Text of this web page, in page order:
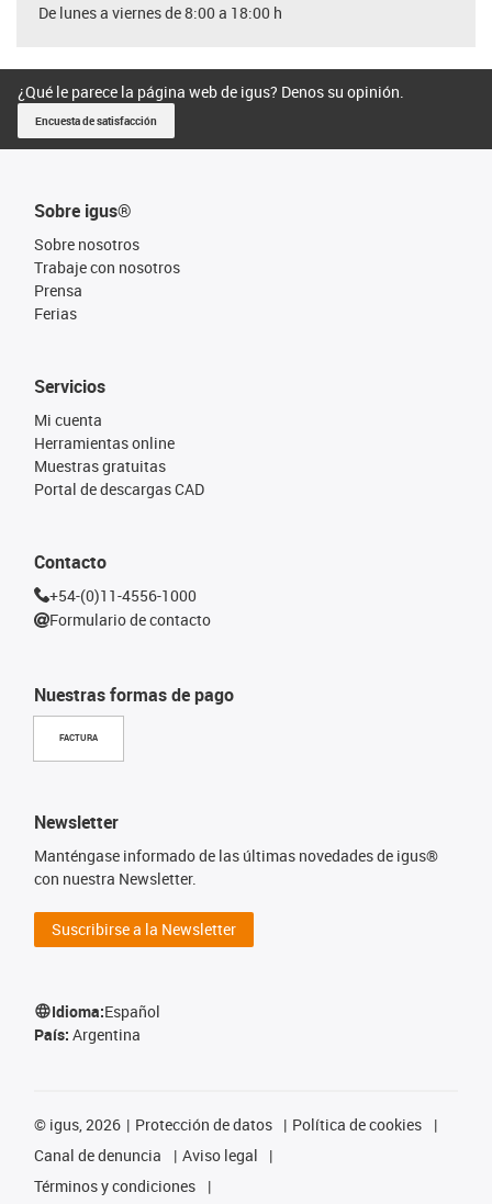
De lunes a viernes de 8:00 a 18:00 h
¿Qué le parece la página web de igus? Denos su opinión.
Encuesta de satisfacción
Sobre igus®
Sobre nosotros
Trabaje con nosotros
Prensa
Ferias
Nuestras formas de pago
FACTURA
Servicios
Mi cuenta
Herramientas online
Muestras gratuitas
Portal de descargas CAD
Contacto
+54-(0)11-4556-1000
Formulario de contacto
Newsletter
Manténgase informado de las últimas novedades de igus®
con nuestra Newsletter.
Suscribirse a la Newsletter
Idioma:Español
País: Argentina
© igus, 2026 Protección de datos
Política de cookies
Canal de denuncia
Aviso legal
Términos y condiciones